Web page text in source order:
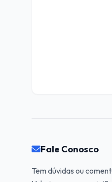
Fale Conosco
Tem dúvidas ou